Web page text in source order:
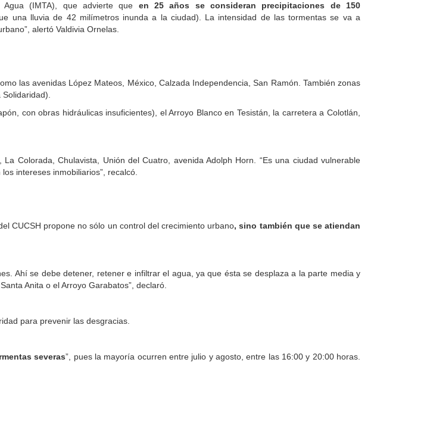
(IMTA), que advierte que en 25 años se consideran precipitaciones de 150
una lluvia de 42 milímetros inunda a la ciudad). La intensidad de las tormentas se va a
alertó Valdivia Ornelas.
las avenidas López Mateos, México, Calzada Independencia, San Ramón. También zonas
con obras hidráulicas insuficientes), el Arroyo Blanco en Tesistán, la carretera a Colotlán,
Colorada, Chulavista, Unión del Cuatro, avenida Adolph Horn. “Es una ciudad vulnerable
intereses inmobiliarios”, recalcó.
CUCSH propone no sólo un control del crecimiento urbano, sino también que se atiendan
Ahí se debe detener, retener e infiltrar el agua, ya que ésta se desplaza a la parte media y
Anita o el Arroyo Garabatos”, declaró.
para prevenir las desgracias.
severas”, pues la mayoría ocurren entre julio y agosto, entre las 16:00 y 20:00 horas.